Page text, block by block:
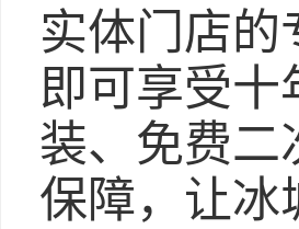
实体门店的
即可享受十
装、免费二
保障，让冰